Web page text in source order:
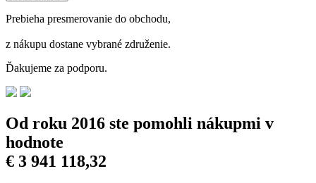
Prebieha presmerovanie do obchodu,
z nákupu dostane vybrané združenie.
Ďakujeme za podporu.
Od roku 2016 ste pomohli nákupmi v
hodnote
€ 3 941 118,33